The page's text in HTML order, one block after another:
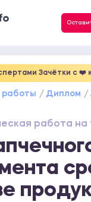
Зачётки c ❤️
работы Диплом
работа на